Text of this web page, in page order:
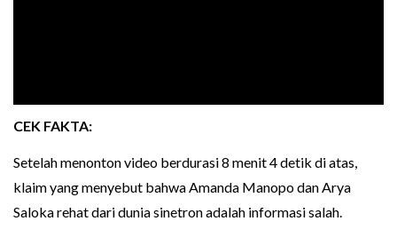
CEK FAKTA:
Setelah menonton video berdurasi 8 menit 4 detik di atas,
klaim yang menyebut bahwa Amanda Manopo dan Arya
Saloka rehat dari dunia sinetron adalah informasi salah.